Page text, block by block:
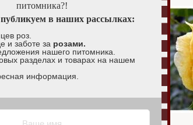
Спрей розы
Английские розы
Почвопокровные розы
Миниатюрные розы
Старинные розы
Флорибунда розы
питомника?!
в наших рассылках:
роз.
и заботе за розами.
нашего питомника.
разделах и товарах на нашем
информация.